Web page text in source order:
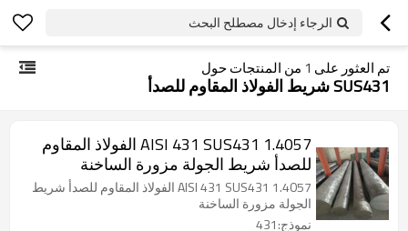
الرجاء إدخال مصطلح البحث
تم العثور على 1 من المنتجات حول
SUS431 شريط الفولاذ المقاوم للصدأ
AISI 431 SUS431 1.4057 الفولاذ المقاوم
للصدأ شريط الجولة مزورة الساخنة
AISI 431 SUS431 1.4057 الفولاذ المقاوم للصدأ شريط
الجولة مزورة الساخنة
نموذج:431